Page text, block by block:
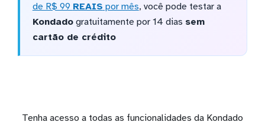
de R$ 99 REAIS por mês, você pode testar a
Kondadogratuitamente por 14 dias sem
cartão de crédito
Tenha acesso a todas as funcionalidades da Kondado